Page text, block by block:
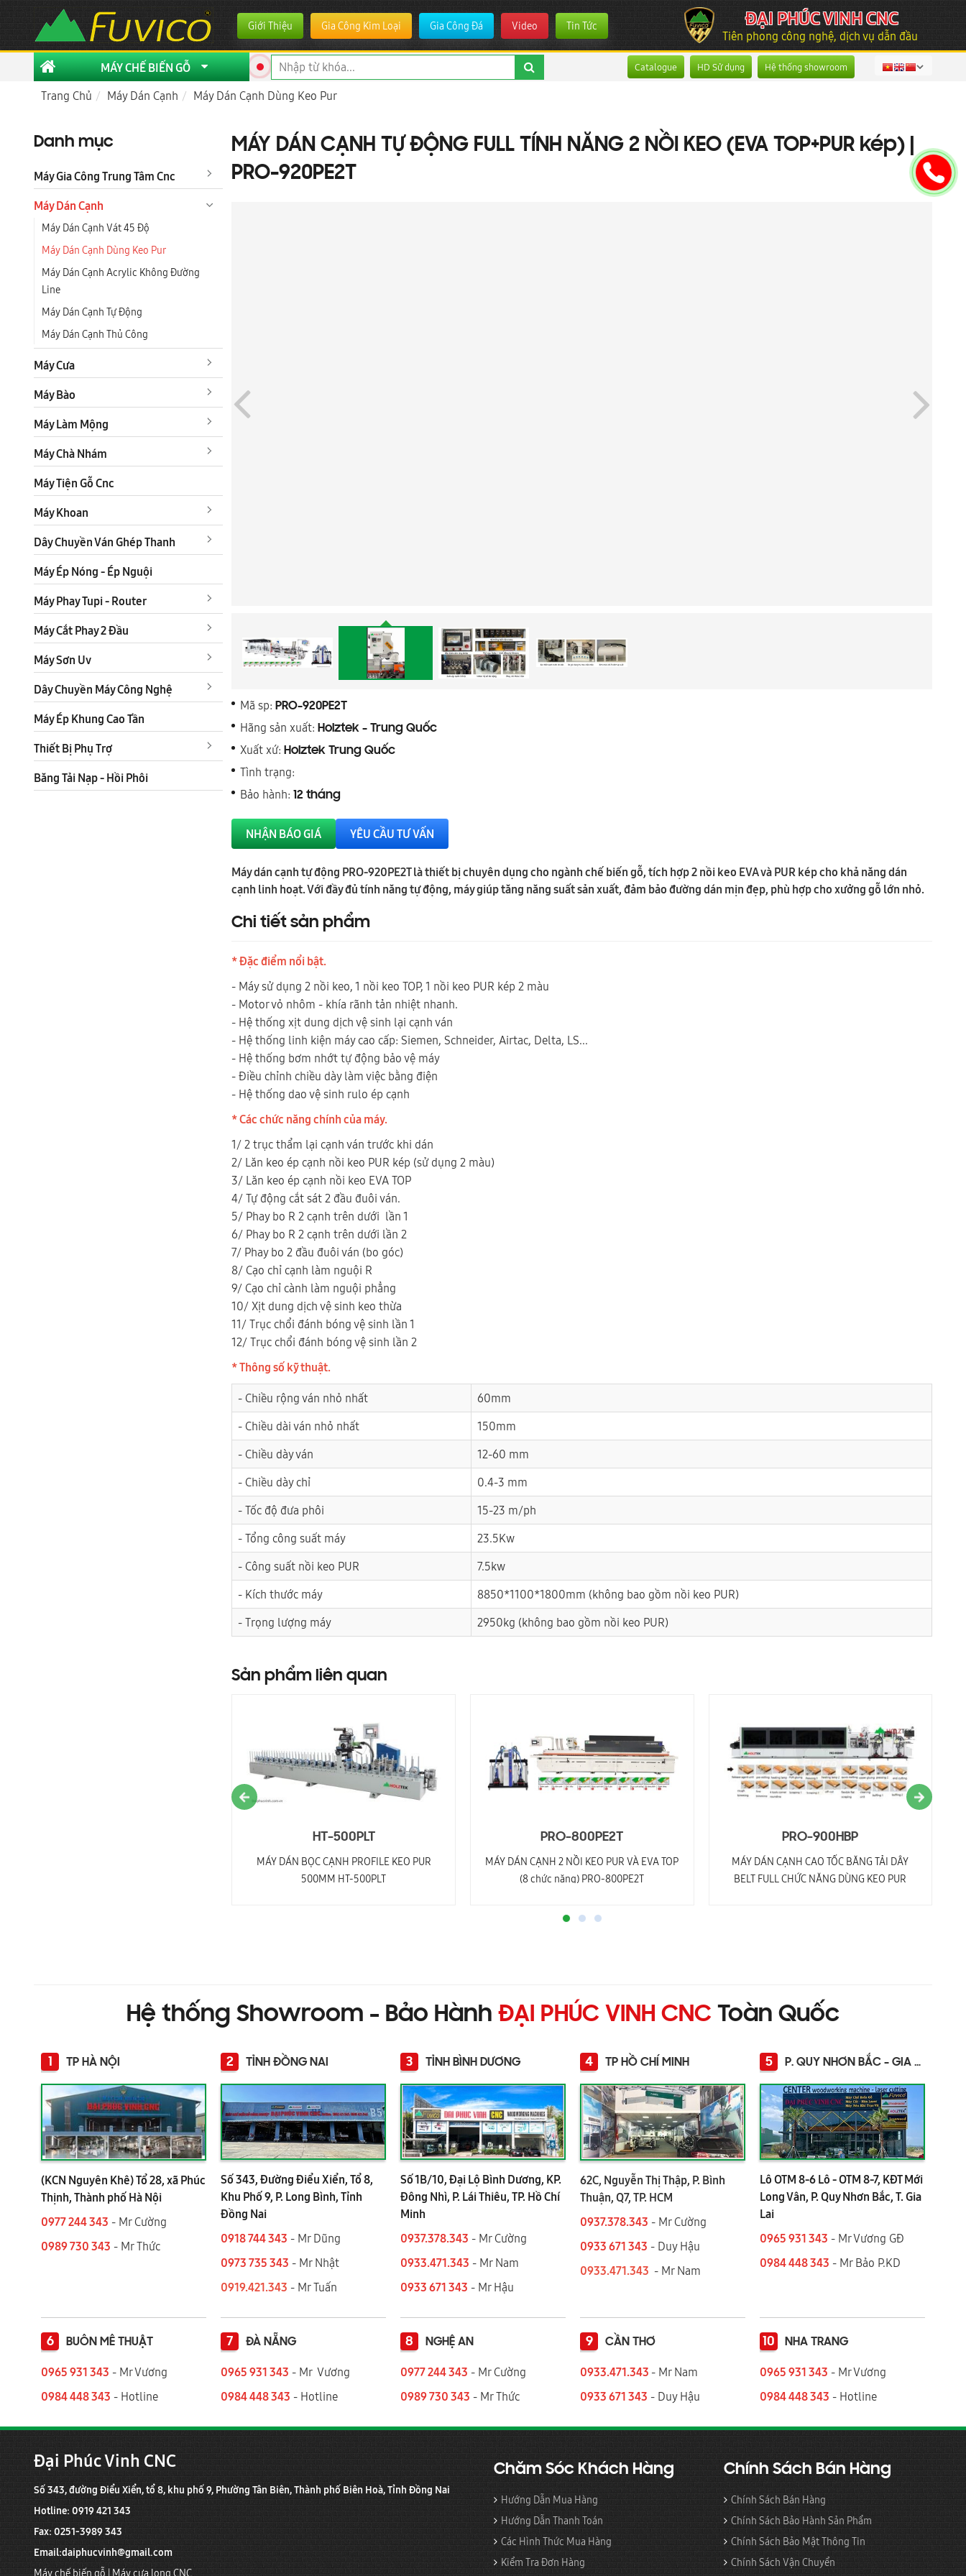
Giới Thiệu Gia Công Kim Loại Gia Công Đá Video Tin Tức ĐẠI PHÚC VINH CNC
Tiên phong công nghệ, dịch vụ dẫn đầu
MÁY CHẾ BIẾN GỖ
Catalogue HD Sử dụng Hệ thống showroom
Trang Chủ Máy Dán Cạnh Máy Dán Cạnh Dùng Keo Pur
Danh mục
Máy Gia Công Trung Tâm Cnc
Máy Dán Cạnh
Máy Dán Cạnh Vát 45 Độ
Máy Dán Cạnh Dùng Keo Pur
Máy Dán Cạnh Acrylic Không Đường
Line
Máy Dán Cạnh Tự Động
Máy Dán Cạnh Thủ Công
Máy Cưa
Máy Bào
Máy Làm Mộng
Máy Chà Nhám
Máy Tiện Gỗ Cnc
Máy Khoan
Dây Chuyền Ván Ghép Thanh
Máy Ép Nóng - Ép Nguội
Máy Phay Tupi - Router
Máy Cắt Phay 2 Đầu
Máy Sơn Uv
Dây Chuyền Máy Công Nghệ
Máy Ép Khung Cao Tần
Thiết Bị Phụ Trợ
Băng Tải Nạp - Hồi Phôi
MÁY DÁN CẠNH TỰ ĐỘNG FULL TÍNH NĂNG 2 NỒI KEO (EVA TOP+PUR kép) |
PRO-920PE2T
Mã sp: PRO-920PE2T
Hãng sản xuất: Holztek - Trung Quốc
Xuất xứ: Holztek Trung Quốc
Tình trạng:
Bảo hành: 12 tháng
NHẬN BÁO GIÁ YÊU CẦU TƯ VẤN
Máy dán cạnh tự động PRO-920PE2T là thiết bị chuyên dụng cho ngành chế biến gỗ, tích hợp 2 nồi keo EVA và PUR kép cho khả năng dán
cạnh linh hoạt. Với đầy đủ tính năng tự động, máy giúp tăng năng suất sản xuất, đảm bảo đường dán mịn đẹp, phù hợp cho xưởng gỗ lớn nhỏ.
Chi tiết sản phẩm
* Đặc điểm nổi bật.
- Máy sử dụng 2 nồi keo, 1 nồi keo TOP, 1 nồi keo PUR kép 2 màu
- Motor vỏ nhôm - khía rãnh tản nhiệt nhanh.
- Hệ thống xịt dung dịch vệ sinh lại cạnh ván
- Hệ thống linh kiện máy cao cấp: Siemen, Schneider, Airtac, Delta, LS...
- Hệ thống bơm nhớt tự động bảo vệ máy
- Điều chỉnh chiều dày làm việc bằng điện
- Hệ thống dao vệ sinh rulo ép cạnh
* Các chức năng chính của máy.
1/ 2 trục thẩm lại cạnh ván trước khi dán
2/ Lăn keo ép cạnh nồi keo PUR kép (sử dụng 2 màu)
3/ Lăn keo ép cạnh nồi keo EVA TOP
4/ Tự động cắt sát 2 đầu đuôi ván.
5/ Phay bo R 2 cạnh trên dưới lần 1
6/ Phay bo R 2 cạnh trên dưới lần 2
7/ Phay bo 2 đầu đuôi ván (bo góc)
8/ Cạo chỉ cạnh làm nguội R
9/ Cạo chỉ cành làm nguội phẳng
10/ Xịt dung dịch vệ sinh keo thừa
11/ Trục chổi đánh bóng vệ sinh lần 1
12/ Trục chổi đánh bóng vệ sinh lần 2
* Thông số kỹ thuật.
- Chiều rộng ván nhỏ nhất
60mm
- Chiều dài ván nhỏ nhất
150mm
- Chiều dày ván
12-60 mm
- Chiều dày chỉ
0.4-3 mm
- Tốc độ đưa phôi
15-23 m/ph
- Tổng công suất máy
23.5Kw
- Công suất nồi keo PUR
7.5kw
- Kích thước máy
8850*1100*1800mm (không bao gồm nồi keo PUR)
- Trọng lượng máy
2950kg (không bao gồm nồi keo PUR)
Sản phẩm liên quan
HT-500PLT
MÁY DÁN BỌC CẠNH PROFILE KEO PUR
500MM HT-500PLT
PRO-800PE2T
MÁY DÁN CẠNH 2 NỒI KEO PUR VÀ EVA TOP
(8 chức năng) PRO-800PE2T
PRO-900HBP
MÁY DÁN CẠNH CAO TỐC BĂNG TẢI DÂY
BELT FULL CHỨC NĂNG DÙNG KEO PUR
Hệ thống Showroom - Bảo Hành ĐẠI PHÚC VINH CNC Toàn Quốc
1 TP HÀ NỘI
(KCN Nguyên Khê) Tổ 28, xã Phúc
Thịnh, Thành phố Hà Nội
0977 244 343 - Mr Cường
0989 730 343 - Mr Thức
2 TỈNH ĐỒNG NAI
Số 343, Đường Điểu Xiển, Tổ 8,
Khu Phố 9, P. Long Bình, Tỉnh
Đồng Nai
0918 744 343 - Mr Dũng
0973 735 343 - Mr Nhật
0919.421.343 ​​​​​​ - Mr Tuấn
3 TỈNH BÌNH DƯƠNG
Số 1B/10, Đại Lộ Bình Dương, KP.
Đông Nhì, P. Lái Thiêu, TP. Hồ Chí
Minh
0937.378.343 - Mr Cường
0933.471.343 - Mr Nam
0933 671 343 - Mr Hậu
4 TP HỒ CHÍ MINH
62C, Nguyễn Thị Thập, P. Bình
Thuận, Q7, TP. HCM
0937.378.343 - Mr Cường
0933 671 343 - Duy Hậu
0933.471.343 - Mr Nam
5 P. QUY NHƠN BẮC - GIA LAI
Lô OTM 8-6 Lô - OTM 8-7, KĐT Mới
Long Vân, P. Quy Nhơn Bắc, T. Gia
Lai
0965 931 343 - Mr Vương GĐ
0984 448 343 - Mr Bảo P.KD
6 BUÔN MÊ THUẬT
0965 931 343 - Mr Vương
0984 448 343 - Hotline
7 ĐÀ NẴNG
0965 931 343 - Mr Vương
0984 448 343 - Hotline
8 NGHỆ AN
0977 244 343 - Mr Cường
0989 730 343 - Mr Thức
9 CẦN THƠ
0933.471.343 - Mr Nam
0933 671 343 - Duy Hậu
10 NHA TRANG
0965 931 343 - Mr Vương
0984 448 343 - Hotline
Đại Phúc Vinh CNC
Số 343, đường Điểu Xiển, tổ 8, khu phố 9, Phường Tân Biên, Thành phố Biên Hoà, Tỉnh Đồng Nai
Hotline: 0919 421 343
Fax: 0251-3989 343
Email:daiphucvinh@gmail.com
Chăm Sóc Khách Hàng
Hướng Dẫn Mua Hàng
Hướng Dẫn Thanh Toán
Các Hình Thức Mua Hàng
Kiểm Tra Đơn Hàng
Chính Sách Bán Hàng
Chính Sách Bán Hàng
Chính Sách Bảo Hành Sản Phẩm
Chính Sách Bảo Mật Thông Tin
Chính Sách Vận Chuyển